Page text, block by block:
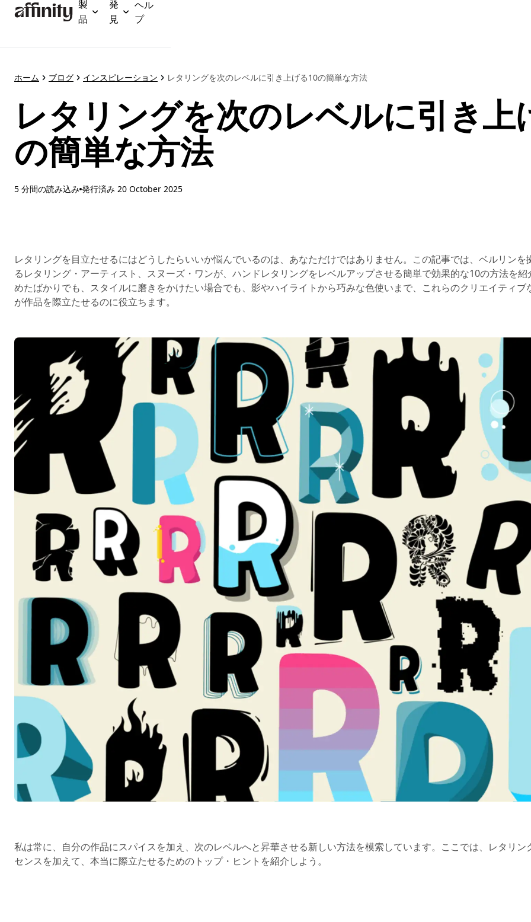
コ
製
品
発
見
ヘル
プ
ホーム ブログ インスピレーション レタリングを次のレベルに引き上げる10の簡単な方法
レタリングを次のレベルに引き上
の簡単な方法
5 分間の読み込み 発行済み 20 October 2025
レタリングを目立たせるにはどうしたらいいか悩んでいるのは、あなただけではありません。この記事では、ベルリンを
るレタリング・アーティスト、スヌーズ・ワンが、ハンドレタリングをレベルアップさせる簡単で効果的な10の方法を紹
めたばかりでも、スタイルに磨きをかけたい場合でも、影やハイライトから巧みな色使いまで、これらのクリエイティブ
が作品を際立たせるのに役立ちます。
私は常に、自分の作品にスパイスを加え、次のレベルへと昇華させる新しい方法を模索しています。ここでは、レタリン
センスを加えて、本当に際立たせるためのトップ・ヒントを紹介しよう。